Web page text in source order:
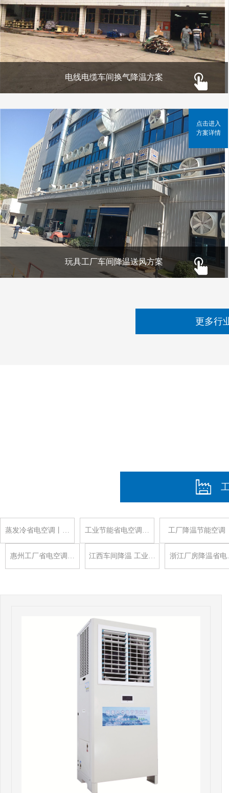
电线电缆车间换气降温方案
玩具工厂车间降温送风方案
点击进入
方案详情
更多行
蒸发冷省电空调丨… 工业节能省电空调… 工厂降温节能空调
惠州工厂省电空调… 江西车间降温 工业… 浙江厂房降温省